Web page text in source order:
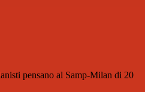
pensano al Samp-Milan di 20